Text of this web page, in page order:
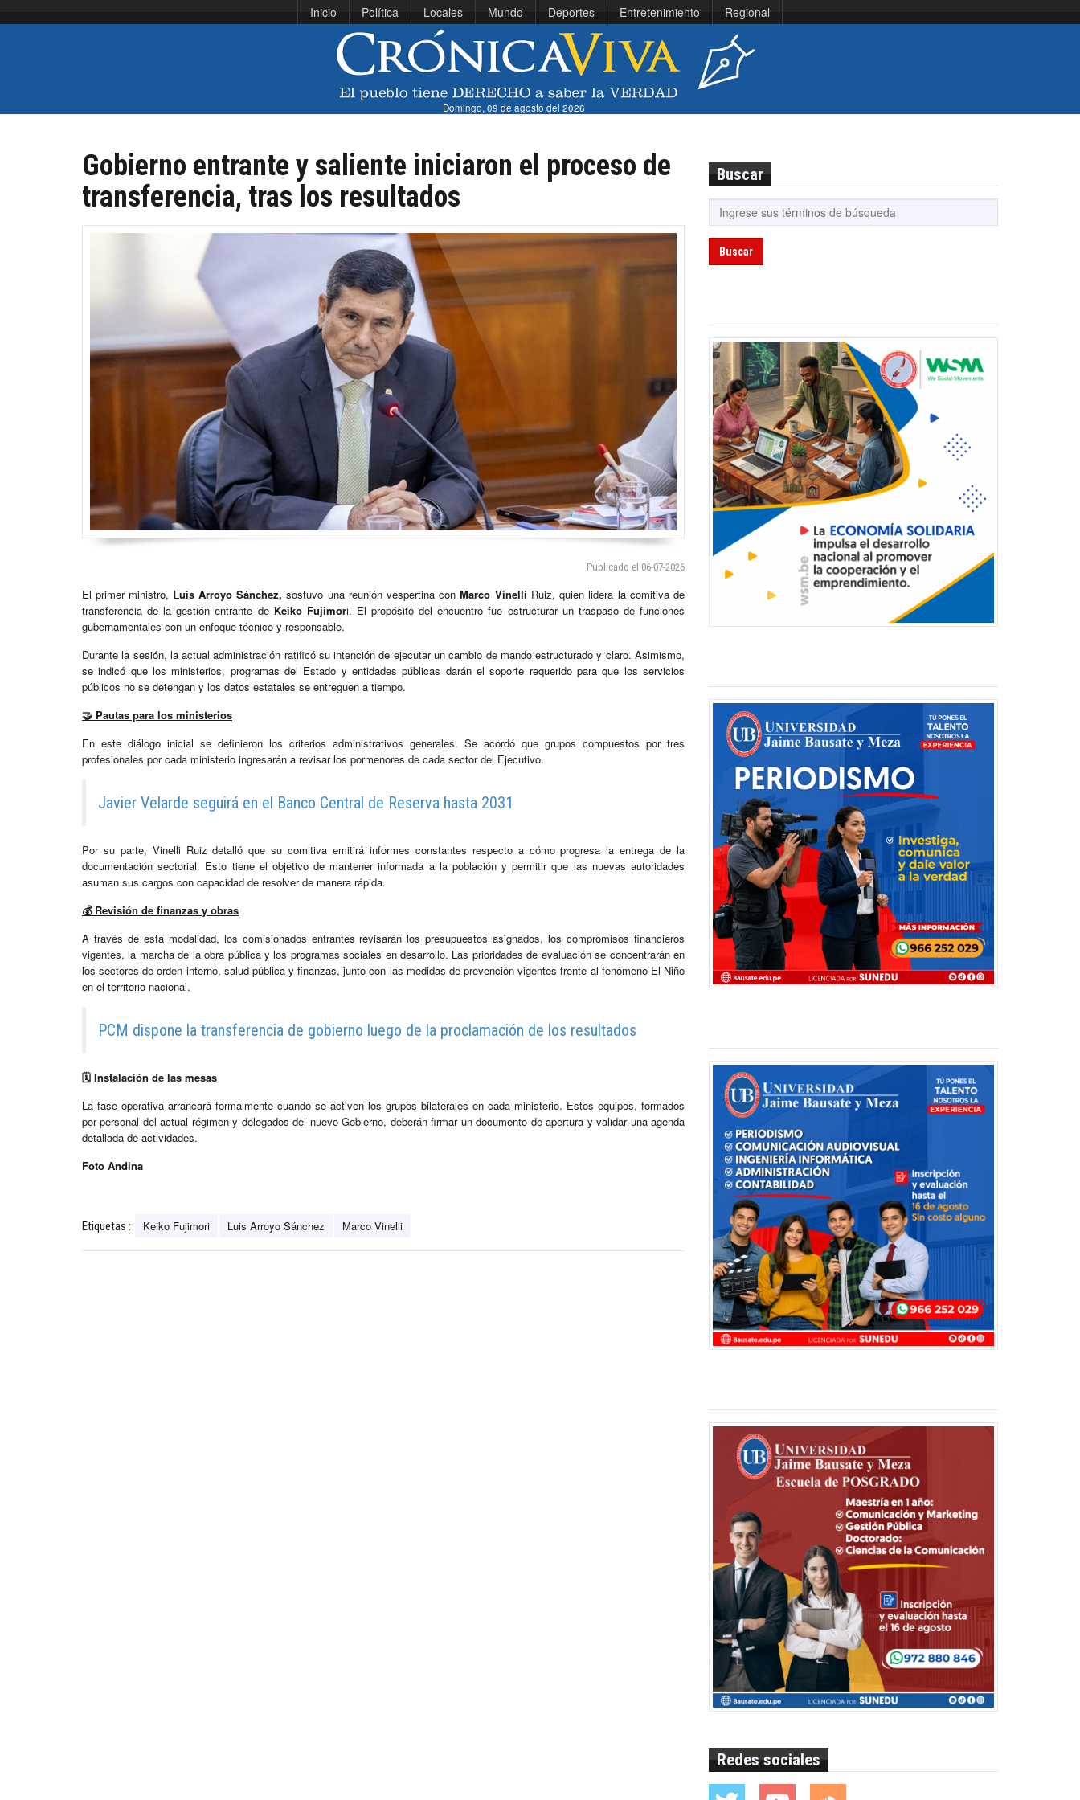
Inicio Política Locales Mundo Deportes Entretenimiento Regional
Domingo, 09 de agosto del 2026
Gobierno entrante y saliente iniciaron el proceso de
transferencia, tras los resultados
Publicado el 06-07-2026
El primer ministro, Luis Arroyo Sánchez,sostuvo una reunión vespertina conMarco Vinelli Ruiz, quien lidera la comitiva de
transferencia de la gestión entrante de Keiko Fujimori. El propósito del encuentro fue estructurar un traspaso de funciones
gubernamentales con un enfoque técnico y responsable.
Durante la sesión, la actual administración ratificó su intención de ejecutar un cambio de mando estructurado y claro. Asimismo,
se indicó que los ministerios, programas del Estado y entidades públicas darán el soporte requerido para que los servicios
públicos no se detengan y los datos estatales se entreguen a tiempo.
🤝 Pautas para los ministerios
En este diálogo inicial se definieron los criterios administrativos generales. Se acordó que grupos compuestos por tres
profesionales por cada ministerio ingresarán a revisar los pormenores de cada sector del Ejecutivo.
Javier Velarde seguirá en el Banco Central de Reserva hasta 2031
Por su parte, Vinelli Ruiz detalló que su comitiva emitirá informes constantes respecto a cómo progresa la entrega de la
documentación sectorial. Esto tiene el objetivo de mantener informada a la población y permitir que las nuevas autoridades
asuman sus cargos con capacidad de resolver de manera rápida.
💰 Revisión de finanzas y obras
A través de esta modalidad, los comisionados entrantes revisarán los presupuestos asignados, los compromisos financieros
vigentes, la marcha de la obra pública y los programas sociales en desarrollo. Las prioridades de evaluación se concentrarán en
los sectores de orden interno, salud pública y finanzas, junto con las medidas de prevención vigentes frente al fenómeno El Niño
en el territorio nacional.
PCM dispone la transferencia de gobierno luego de la proclamación de los resultados
🗓️ Instalación de las mesas
La fase operativa arrancará formalmente cuando se activen los grupos bilaterales en cada ministerio. Estos equipos, formados
por personal del actual régimen y delegados del nuevo Gobierno, deberán firmar un documento de apertura y validar una agenda
detallada de actividades.
Foto Andina
Etiquetas : Keiko Fujimori Luis Arroyo Sánchez Marco Vinelli
Buscar
Buscar
Redes sociales